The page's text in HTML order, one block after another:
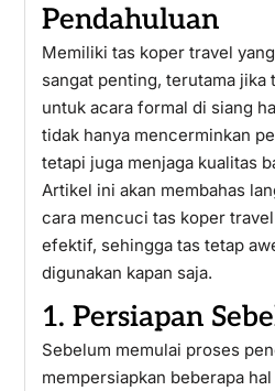
Pendahuluan
Memiliki tas koper travel
sangat penting, terutama jika
untuk acara formal di siang
tidak hanya mencerminkan
tetapi juga menjaga kualitas
Artikel ini akan membahas
cara mencuci tas koper
efektif, sehingga tas tetap
digunakan kapan saja.
1. Persiapan
Sebelum memulai proses
mempersiapkan beberapa